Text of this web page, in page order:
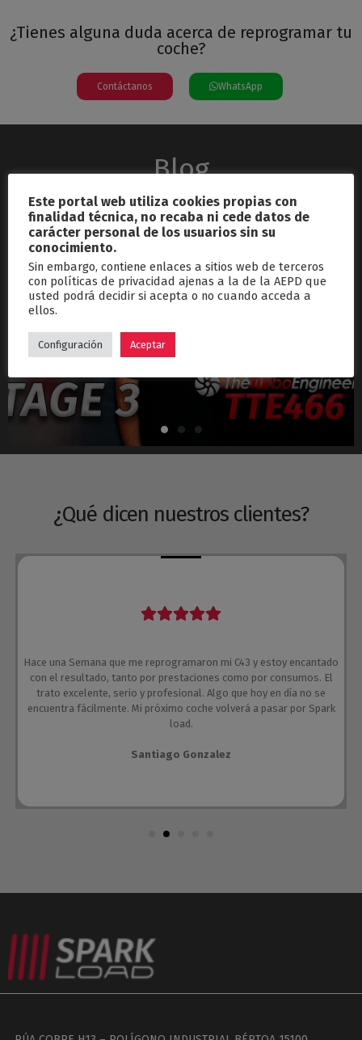
¿Tienes alguna duda acerca de reprogramar tu
coche?
Contáctanos WhatsApp
Blog
septiembre 26, 2024
Hyundai i30N Stage 3 – Turbo TTE466
¿Qué dicen nuestros clientes?
Hace una Semana que me reprogramaron mi C43 y estoy encantado
con el resultado, tanto por prestaciones como por consumos. El
trato excelente, serio y profesional. Algo que hoy en día no se
encuentra fácilmente. Mi próximo coche volverá a pasar por Spark
load.
Santiago Gonzalez
Este portal web utiliza cookies propias con
finalidad técnica, no recaba ni cede datos de
carácter personal de los usuarios sin su
conocimiento.
Sin embargo, contiene enlaces a sitios web de terceros
con políticas de privacidad ajenas a la de la AEPD que
usted podrá decidir si acepta o no cuando acceda a
ellos.
Configuración Aceptar